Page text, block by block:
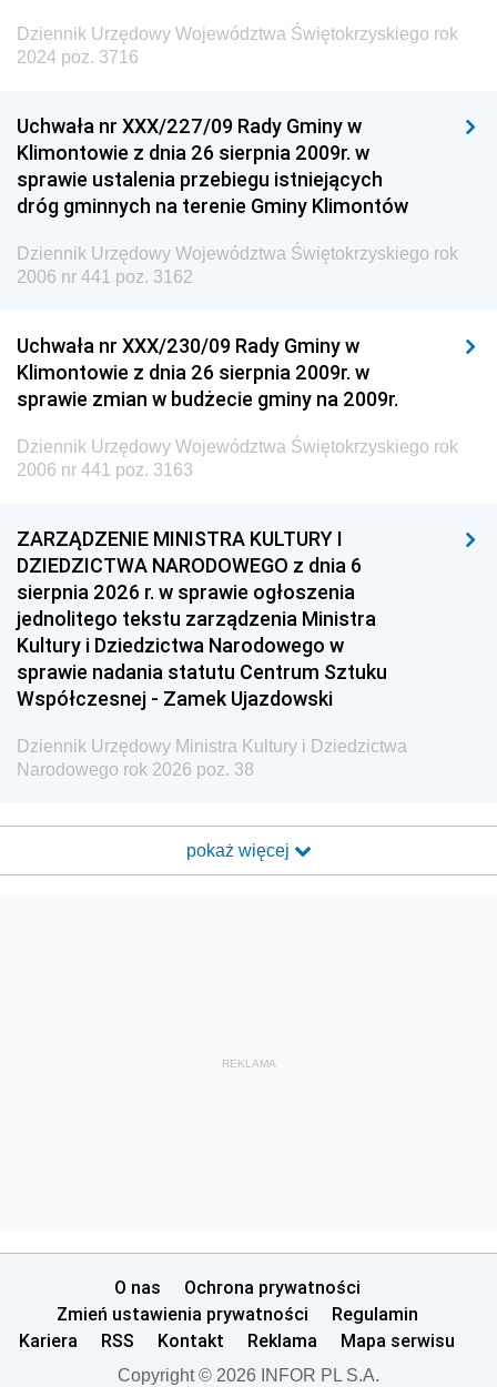
Dziennik Urzędowy Województwa Świętokrzyskiego rok
2024 poz. 3716
Uchwała nr XXX/227/09 Rady Gminy w
Klimontowie z dnia 26 sierpnia 2009r. w
sprawie ustalenia przebiegu istniejących
dróg gminnych na terenie Gminy Klimontów
Dziennik Urzędowy Województwa Świętokrzyskiego rok
2006 nr 441 poz. 3162
Uchwała nr XXX/230/09 Rady Gminy w
Klimontowie z dnia 26 sierpnia 2009r. w
sprawie zmian w budżecie gminy na 2009r.
Dziennik Urzędowy Województwa Świętokrzyskiego rok
2006 nr 441 poz. 3163
ZARZĄDZENIE MINISTRA KULTURY I
DZIEDZICTWA NARODOWEGO z dnia 6
sierpnia 2026 r. w sprawie ogłoszenia
jednolitego tekstu zarządzenia Ministra
Kultury i Dziedzictwa Narodowego w
sprawie nadania statutu Centrum Sztuku
Współczesnej - Zamek Ujazdowski
Dziennik Urzędowy Ministra Kultury i Dziedzictwa
Narodowego rok 2026 poz. 38
pokaż więcej
REKLAMA
O nas
Ochrona prywatności
Zmień ustawienia prywatności
Regulamin
Kariera
RSS Kontakt Reklama Mapa serwisu
Copyright © 2026 INFOR PL S.A.